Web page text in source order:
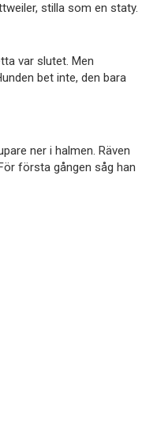
stilla som en staty.
var slutet. Men
bet inte, den bara
ner i halmen. Räven
första gången såg han